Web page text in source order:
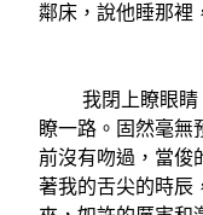
鄰床，說他睡那裡
我閉上瞭眼睛，
瞭一路。固然毫無
前沒有吻過，當俊
著我的舌尖的時辰